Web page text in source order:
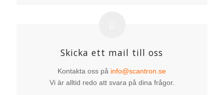
Skicka ett mail till oss
Kontakta oss på info@scantron.se
Vi är alltid redo att svara på dina frågor.